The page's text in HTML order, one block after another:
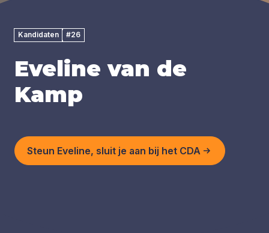
Kandidaten #26
Eveline van de
Kamp
Steun Eveline, sluit je aan bij het CDA